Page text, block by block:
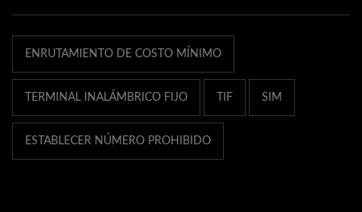
ENRUTAMIENTO DE COSTO MÍNIMO
TERMINAL INALÁMBRICO FIJO TIF SIM
ESTABLECER NÚMERO PROHIBIDO